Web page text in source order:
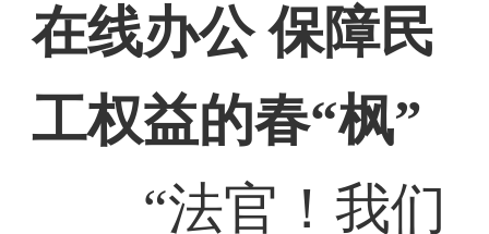
在线办公 保障民
工权益的春“枫”
“法官！我们